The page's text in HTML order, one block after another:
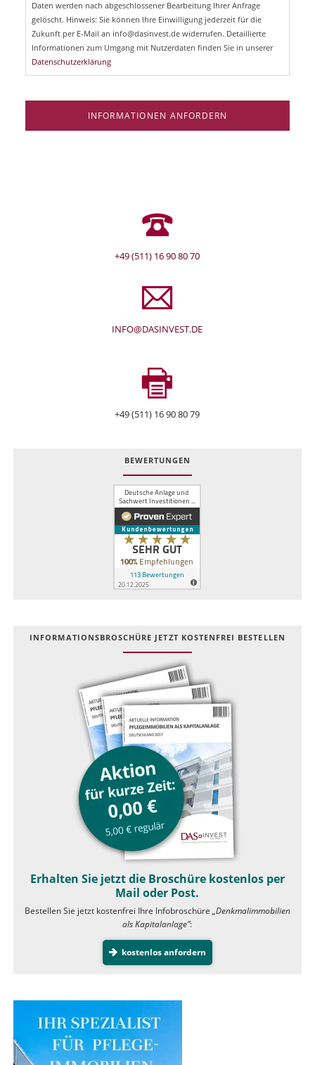
Daten werden nach abgeschlossener Bearbeitung Ihrer Anfrage
gelöscht. Hinweis: Sie können Ihre Einwilligung jederzeit für die
Zukunft per E-Mail an info@dasinvest.de widerrufen. Detaillierte
Informationen zum Umgang mit Nutzerdaten finden Sie in unserer
Datenschutzerklärung
INFORMATIONEN ANFORDERN
+49 (511) 16 90 80 70
INFO@DASINVEST.DE
+49 (511) 16 90 80 79
BEWERTUNGEN
INFOR­MATIONS­BROSCHÜRE JETZT KOSTEN­FREI BESTELLEN
Erhalten Sie jetzt die Broschüre kostenlos per
Mail oder Post.
Bestellen Sie jetzt kostenfrei Ihre Infobroschüre „Denkmalimmobilien
als Kapitalanlage”:
kostenlos anfordern